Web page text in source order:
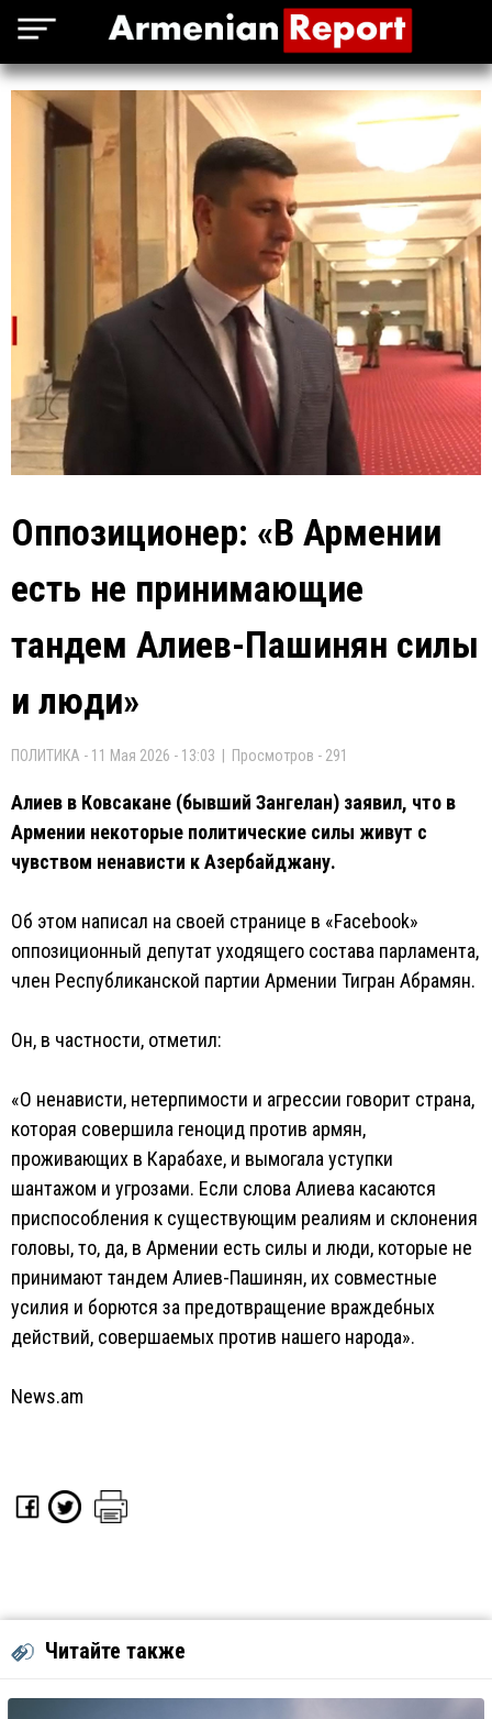
Оппозиционер: «В Армении
есть не принимающие
тандем Алиев-Пашинян силы
и люди»
ПОЛИТИКА - 11 Мая 2026 - 13:03 | Просмотров - 291
Алиев в Ковсакане (бывший Зангелан) заявил, что в
Армении некоторые политические силы живут с
чувством ненависти к Азербайджану.
Об этом написал на своей странице в «Facebook»
оппозиционный депутат уходящего состава парламента,
член Республиканской партии Армении Тигран Абрамян.
Он, в частности, отметил:
«О ненависти, нетерпимости и агрессии говорит страна,
которая совершила геноцид против армян,
проживающих в Карабахе, и вымогала уступки
шантажом и угрозами. Если слова Алиева касаются
приспособления к существующим реалиям и склонения
головы, то, да, в Армении есть силы и люди, которые не
принимают тандем Алиев-Пашинян, их совместные
усилия и борются за предотвращение враждебных
действий, совершаемых против нашего народа».
News.am
Читайте также